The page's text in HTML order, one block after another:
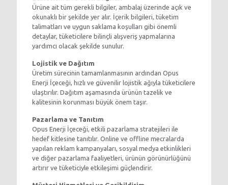
Ürüne ait tüm gerekli bilgiler, ambalaj üzerinde açık ve
okunaklı bir şekilde yer alır. İçerik bilgileri, tüketim
talimatları ve uygun saklama koşulları gibi önemli
detaylar, tüketicilere bilinçli alışveriş yapmalarına
yardımcı olacak şekilde sunulur.
Lojistik ve Dağıtım
Üretim sürecinin tamamlanmasının ardından Opus
Enerji İçeceği, hızlı ve güvenilir lojistik ağıyla tüketicilere
ulaştırılır. Dağıtım aşamasında ürünün tazelik ve
kalitesinin korunması büyük önem taşır.
Pazarlama ve Tanıtım
Opus Enerji İçeceği, etkili pazarlama stratejileri ile
hedef kitlesine tanıtılır. Online ve offline mecralarda
yapılan reklam kampanyaları, sosyal medya etkinlikleri
ve diğer pazarlama faaliyetleri, ürünün görünürlüğünü
artırır ve tüketiciyle etkileşimi güçlendirir.